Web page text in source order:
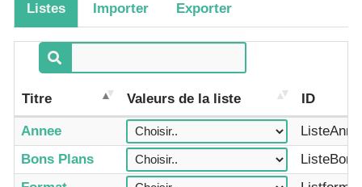
Listes Importer Exporter
Titre Valeurs de la liste ID
Annee
Bons Plans